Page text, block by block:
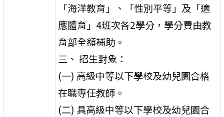
「海洋教育」、「性別平等」及「適
應體育」4班次各2學分，學分費由教
育部全額補助。
三、 招生對象：
(一) 高級中等以下學校及幼兒園合格
在職專任教師。
(二) 具高級中等以下學校及幼兒園合